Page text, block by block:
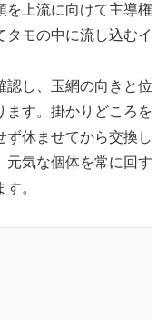
を上流に向けて主導権
タモの中に流し込むイ
認し、玉網の向きと位
ます。掛かりどころを
ず休ませてから交換し
元気な個体を常に回す
。